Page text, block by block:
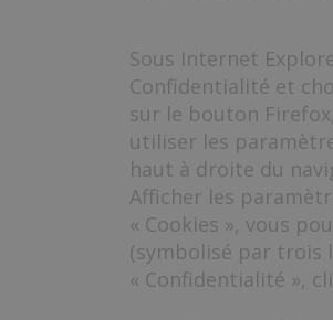
Sous Internet
Confidentialité et
sur le bouton
utiliser les
haut à droite du
Afficher les
« Cookies », vous
(symbolisé par trois
« Confidentialité »,